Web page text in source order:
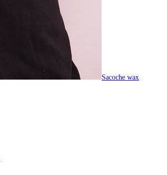
Sacoche wax